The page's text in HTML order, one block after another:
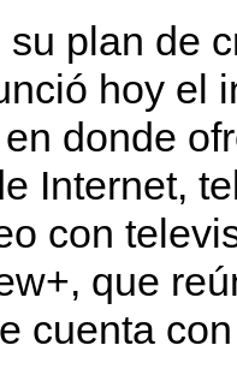
plan de
hoy el
donde
Internet,
con
que
cuenta